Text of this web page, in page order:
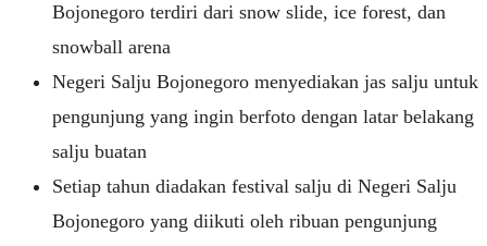
Bojonegoro terdiri dari snow slide, ice forest, dan
snowball arena
Negeri Salju Bojonegoro menyediakan jas salju untuk
pengunjung yang ingin berfoto dengan latar belakang
salju buatan
Setiap tahun diadakan festival salju di Negeri Salju
Bojonegoro yang diikuti oleh ribuan pengunjung